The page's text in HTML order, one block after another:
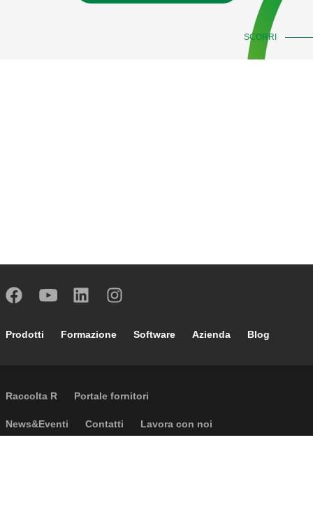
SCORRI
Footer main navigation
Prodotti Formazione Software Azienda Blog
External links
Raccolta R Portale fornitori
Footer secondary navigation
News&Eventi Contatti Lavora con noi